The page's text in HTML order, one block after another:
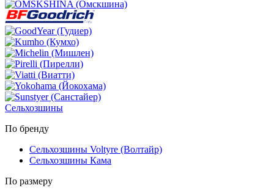
Сельхозшины
По бренду
Сельхозшины Voltyre (Волтайр)
Сельхозшины Кама
По размеру